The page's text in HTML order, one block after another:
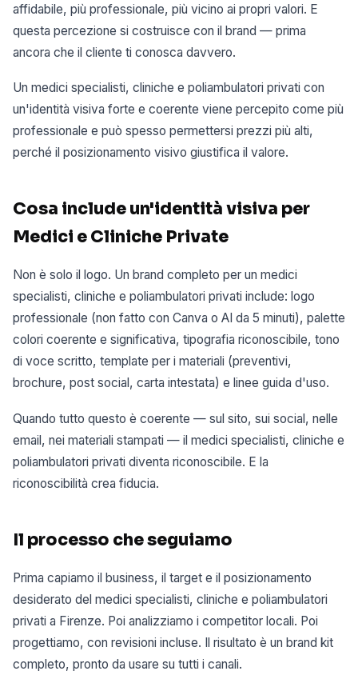
affidabile, più professionale, più vicino ai propri valori. E
questa percezione si costruisce con il brand — prima
ancora che il cliente ti conosca davvero.
Un medici specialisti, cliniche e poliambulatori privati con
un'identità visiva forte e coerente viene percepito come più
professionale e può spesso permettersi prezzi più alti,
perché il posizionamento visivo giustifica il valore.
Cosa include un'identità visiva per
Medici e Cliniche Private
Non è solo il logo. Un brand completo per un medici
specialisti, cliniche e poliambulatori privati include: logo
professionale (non fatto con Canva o AI da 5 minuti), palette
colori coerente e significativa, tipografia riconoscibile, tono
di voce scritto, template per i materiali (preventivi,
brochure, post social, carta intestata) e linee guida d'uso.
Quando tutto questo è coerente — sul sito, sui social, nelle
email, nei materiali stampati — il medici specialisti, cliniche e
poliambulatori privati diventa riconoscibile. E la
riconoscibilità crea fiducia.
Il processo che seguiamo
Prima capiamo il business, il target e il posizionamento
desiderato del medici specialisti, cliniche e poliambulatori
privati a Firenze. Poi analizziamo i competitor locali. Poi
progettiamo, con revisioni incluse. Il risultato è un brand kit
completo, pronto da usare su tutti i canali.